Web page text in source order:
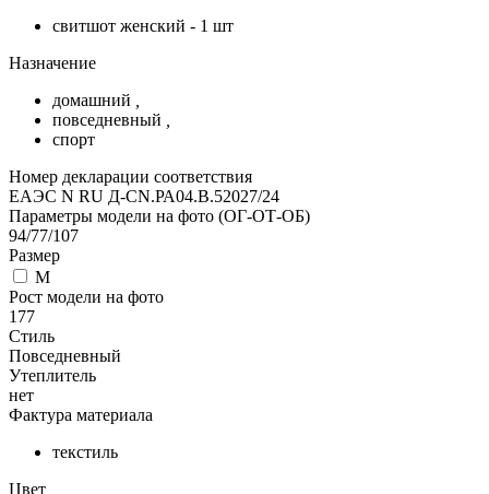
свитшот женский - 1 шт
Назначение
домашний
повседневный
спорт
Номер декларации соответствия
ЕАЭС N RU Д-CN.РА04.В.52027/24
Параметры модели на фото (ОГ-ОТ-ОБ)
94/77/107
Размер
M
Рост модели на фото
177
Стиль
Повседневный
Утеплитель
нет
Фактура материала
текстиль
Цвет